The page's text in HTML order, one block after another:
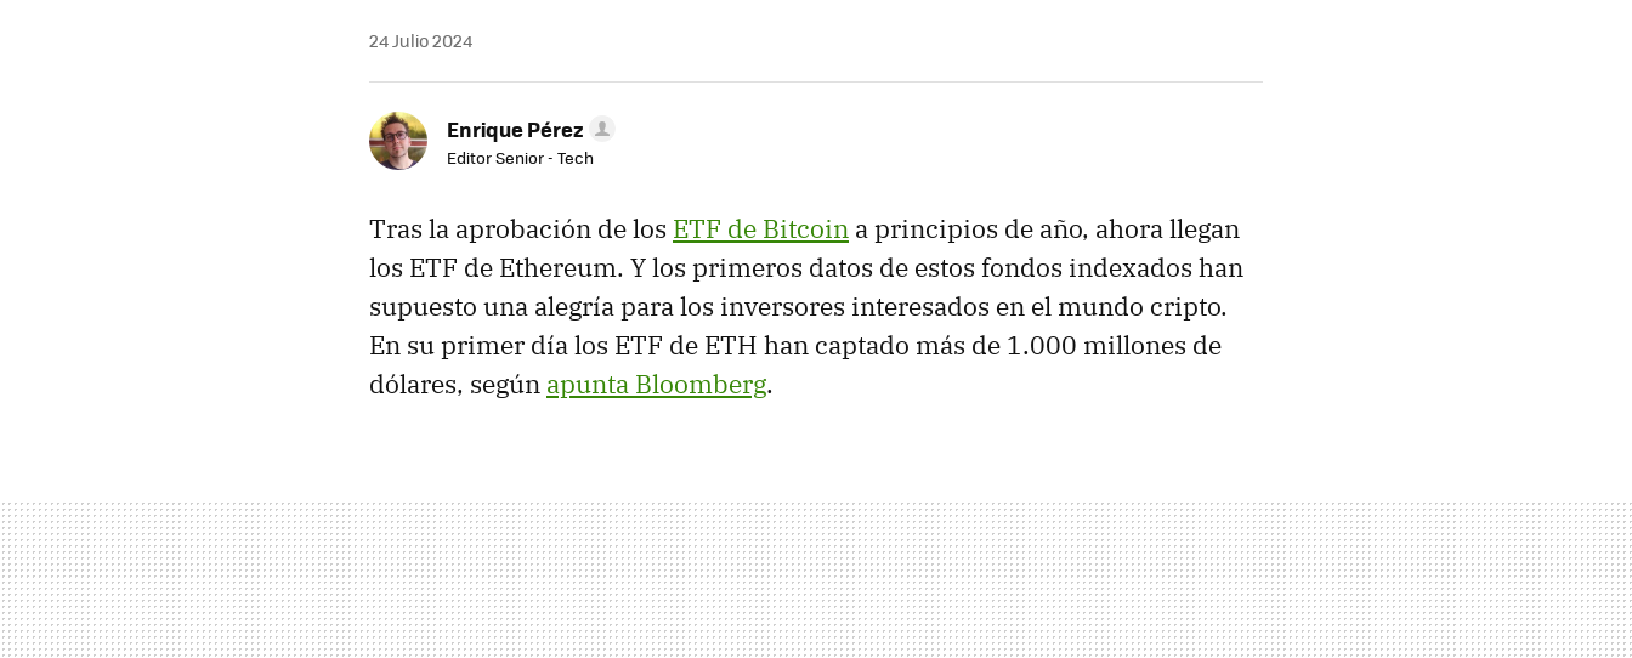
24 Julio 2024
Enrique Pérez
Editor Senior - Tech
Tras la aprobación de los ETF de Bitcoin a principios de año, ahora llegan
los ETF de Ethereum. Y los primeros datos de estos fondos indexados han
supuesto una alegría para los inversores interesados en el mundo cripto.
En su primer día los ETF de ETH han captado más de 1.000 millones de
dólares, según apunta Bloomberg.